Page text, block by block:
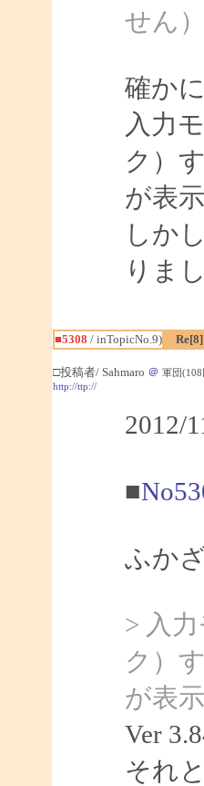
せん）
確か
入力
ク）
が表
しか
りま
■5308 / inTopicNo.9)
□投稿者/ Sahmaro ＠ 軍団
http://ttp://
2012/
■
ふか
> 入
ク）
が表
Ver
それ